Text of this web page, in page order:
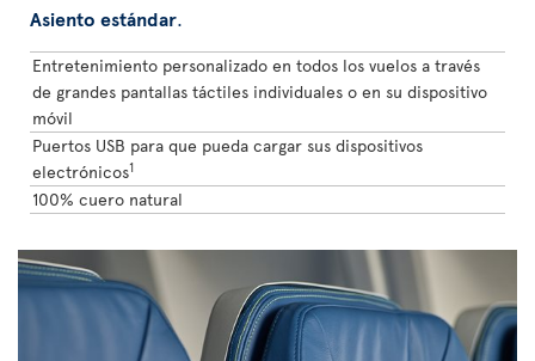
Asiento estándar.
Entretenimiento personalizado en todos los vuelos a través
de grandes pantallas táctiles individuales o en su dispositivo
móvil
Puertos USB para que pueda cargar sus dispositivos
electrónicos1
100% cuero natural